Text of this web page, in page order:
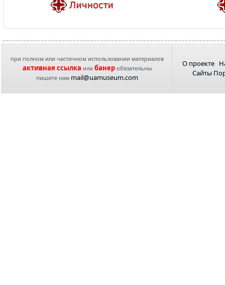
при полном или частичном использовании материалов
активная ссылка или банеробязательны
пишите нам mail@uamuseum.com
О проекте
Сайты